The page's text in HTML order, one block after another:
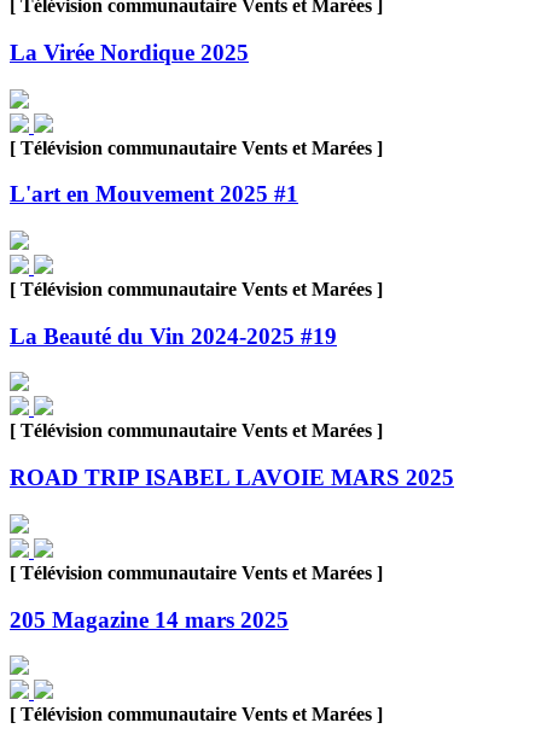
[ Télévision communautaire Vents et Marées ]
La Virée Nordique 2025
[ Télévision communautaire Vents et Marées ]
L'art en Mouvement 2025 #1
[ Télévision communautaire Vents et Marées ]
La Beauté du Vin 2024-2025 #19
[ Télévision communautaire Vents et Marées ]
ROAD TRIP ISABEL LAVOIE MARS 2025
[ Télévision communautaire Vents et Marées ]
205 Magazine 14 mars 2025
[ Télévision communautaire Vents et Marées ]